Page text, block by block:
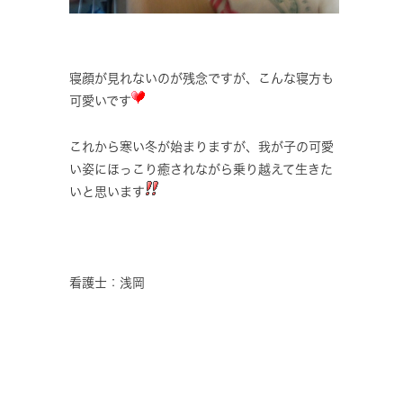
寝顔が見れないのが残念ですが、こんな寝方も
可愛いです
これから寒い冬が始まりますが、我が子の可愛
い姿にほっこり癒されながら乗り越えて生きた
いと思います
看護士：浅岡